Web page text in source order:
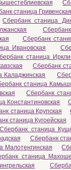
станица Гривенская
Сбербанк станица
Сбербанк
Ивановская
станица
Сбербанк
Каладжинская
станица
Сбербанк
Константиновская
станица Крупская
станица Кугоейская
Сбербанк станица
Сбербанк
Малотенгинская
станица